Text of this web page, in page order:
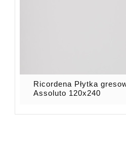
Ricordena Płytka
Assoluto 120x240